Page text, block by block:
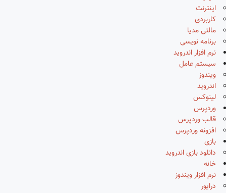
اینترنت
کاربردی
مالتی مدیا
برنامه نویسی
نرم افزار اندروید
سیستم عامل
ویندوز
اندروید
لینوکس
وردپرس
قالب وردپرس
افزونه وردپرس
بازی
دانلود بازی اندروید
خانه
نرم افزار ویندوز
درایور